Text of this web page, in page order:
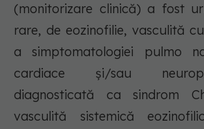
(monitorizare clinică) a fost
rare, de eozinofilie, vasculită
a simptomatologiei pulmo
cardiace și/sau
diagnosticată ca sindrom
vasculită sistemică